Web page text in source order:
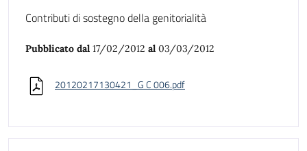
Contributi di sostegno della genitorialità
Pubblicato dal 17/02/2012 al 03/03/2012
20120217130421_G C 006.pdf